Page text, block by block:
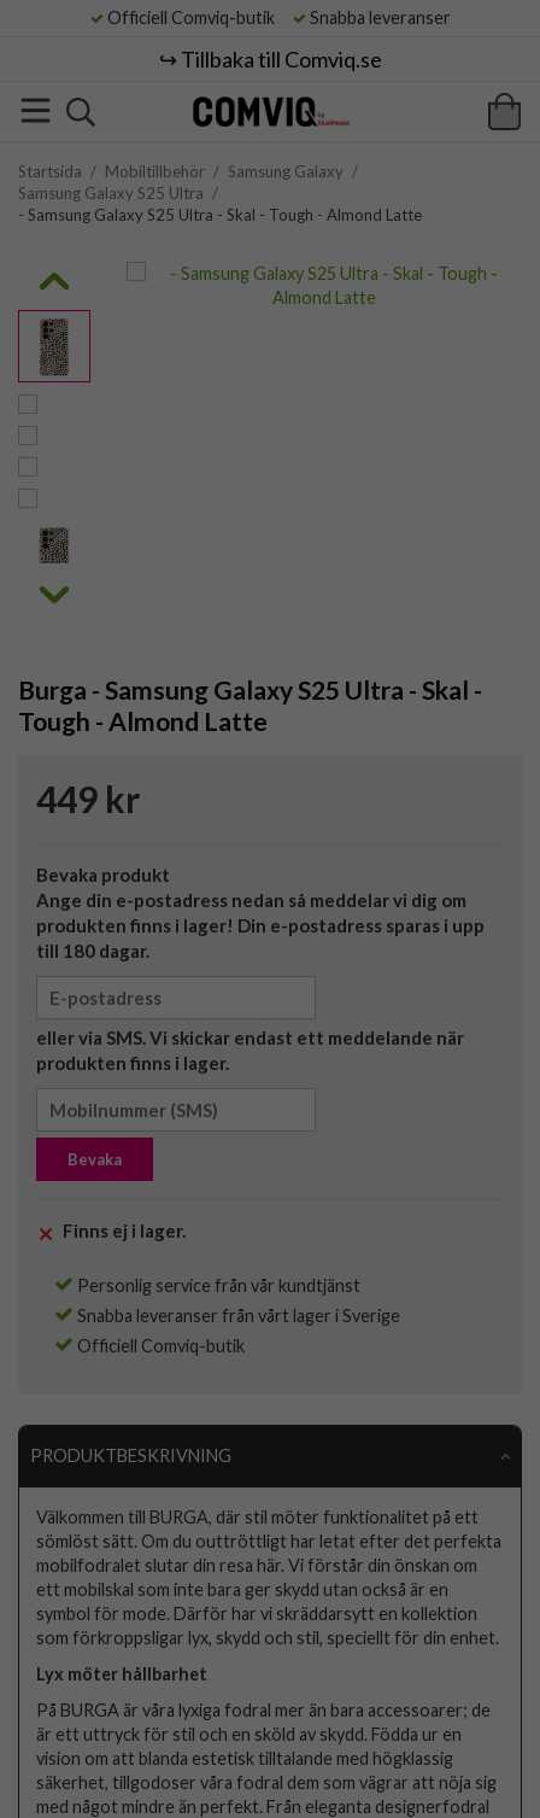
Officiell Comviq-butik Snabba leveranser
↪️ Tillbaka till Comviq.se
Startsida / Mobiltillbehör / Samsung Galaxy /
Samsung Galaxy S25 Ultra /
- Samsung Galaxy S25 Ultra - Skal - Tough - Almond Latte
Burga - Samsung Galaxy S25 Ultra - Skal -
Tough - Almond Latte
449 kr
Bevaka produkt
Ange din e-postadress nedan så meddelar vi dig om
produkten finns i lager! Din e-postadress sparas i upp
till 180 dagar.
eller via SMS. Vi skickar endast ett meddelande när
produkten finns i lager.
Bevaka
Finns ej i lager.
Personlig service från vår kundtjänst
Snabba leveranser från vårt lager i Sverige
Officiell Comviq-butik
PRODUKTBESKRIVNING
Välkommen till BURGA, där stil möter funktionalitet på ett
sömlöst sätt. Om du outtröttligt har letat efter det perfekta
mobilfodralet slutar din resa här. Vi förstår din önskan om
ett mobilskal som inte bara ger skydd utan också är en
symbol för mode. Därför har vi skräddarsytt en kollektion
som förkroppsligar lyx, skydd och stil, speciellt för din enhet.
Lyx möter hållbarhet
På BURGA är våra lyxiga fodral mer än bara accessoarer; de
är ett uttryck för stil och en sköld av skydd. Födda ur en
vision om att blanda estetisk tilltalande med högklassig
säkerhet, tillgodoser våra fodral dem som vägrar att nöja sig
med något mindre än perfekt. Från eleganta designerfodral